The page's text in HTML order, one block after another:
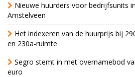
Nieuwe huurders voor bedrijfsunits in
Amstelveen
Het indexeren van de huurprijs bij
en 230a-ruimte
Segro stemt in met overnamebod
euro